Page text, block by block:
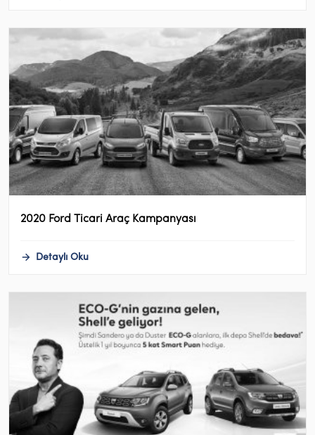
2020 Ford Ticari Araç Kampanyası
Detaylı Oku